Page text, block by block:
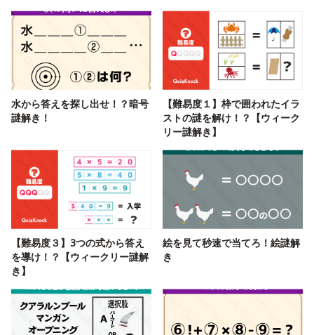
水から答えを探し出せ！？暗号
謎解き！
【難易度１】枠で囲われたイラ
ストの謎を解け！？【ウィーク
リー謎解き】
【難易度３】3つの式から答え
を導け！？【ウィークリー謎解
き】
絵を見て秒速で当てろ！絵謎解
き